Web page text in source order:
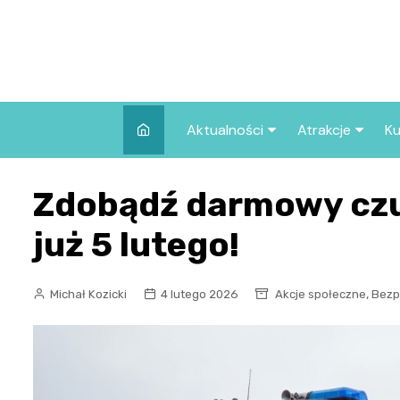
Aktualności
Wszystkie wpisy
Atrakcje
we Wrocławiu
Zdobądź darmowy
już 5 lutego!
Michał Kozicki 4 lutego 2026 Akcje społeczne,